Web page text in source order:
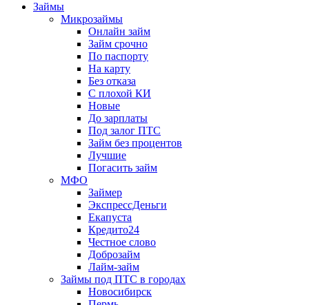
Займы
Микрозаймы
Онлайн займ
Займ срочно
По паспорту
На карту
Без отказа
С плохой КИ
Новые
До зарплаты
Под залог ПТС
Займ без процентов
Лучшие
Погасить займ
МФО
Займер
ЭкспрессДеньги
Екапуста
Кредито24
Честное слово
Доброзайм
Лайм-займ
Займы под ПТС в городах
Новосибирск